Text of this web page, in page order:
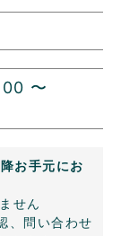
〜
お手元にお
せん
、問い合わせ